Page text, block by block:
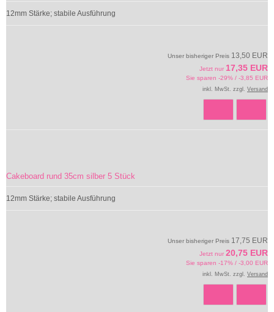
12mm Stärke; stabile Ausführung
Unser bisheriger Preis 13,50 EUR
Jetzt nur 17,35 EUR
Sie sparen -29% / -3,85 EUR
inkl. MwSt. zzgl. Versand
Cakeboard rund 35cm silber 5 Stück
12mm Stärke; stabile Ausführung
Unser bisheriger Preis 17,75 EUR
Jetzt nur 20,75 EUR
Sie sparen -17% / -3,00 EUR
inkl. MwSt. zzgl. Versand